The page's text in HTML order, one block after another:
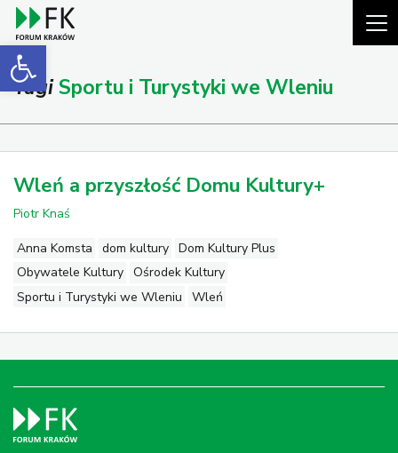
Open toolbar
TagiSportu i Turystyki we Wleniu
Wleń a przyszłość Domu Kultury+
Piotr Knaś
Anna Komsta dom kultury
Dom Kultury Plus
Obywatele Kultury
Ośrodek Kultury
Sportu i Turystyki we Wleniu
Wleń